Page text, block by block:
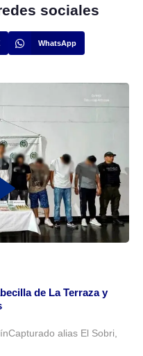
sociales
WhatsApp
de La Terraza y
alias El Sobri,